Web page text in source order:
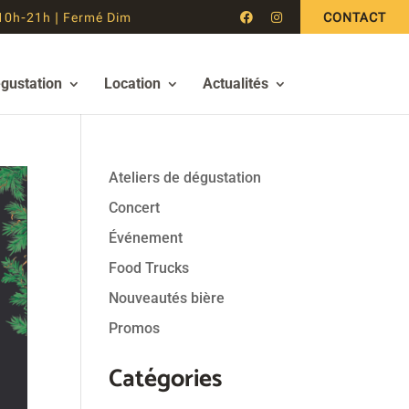
21h | Fermé Dim CONTACT
Location Actualités
Ateliers de dégustation
Concert
Événement
Food Trucks
Nouveautés bière
Promos
Catégories